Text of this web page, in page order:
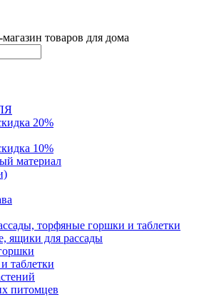
товаров для дома
20%
10%
материал
торфяные горшки и таблетки
ящики для рассады
таблетки
питомцев